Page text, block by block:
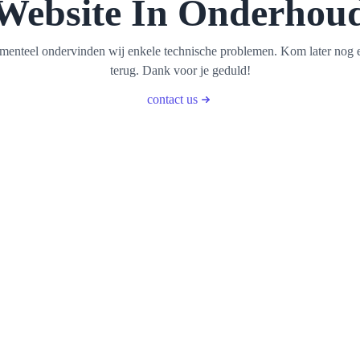
In
ondervinden wij enkele technische problemen. Kom later nog
terug. Dank voor je geduld!
contact us